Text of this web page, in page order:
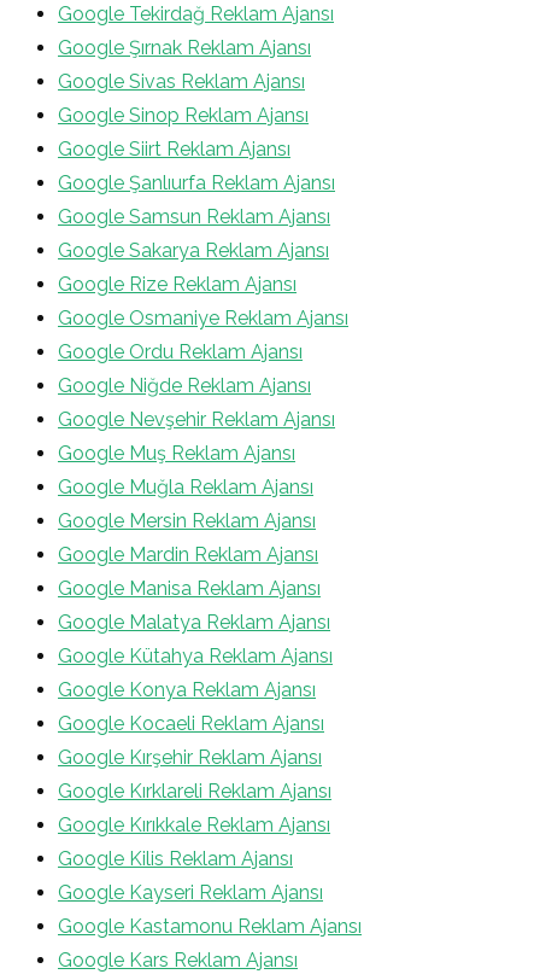
Google Tekirdağ Reklam Ajansı
Google Şırnak Reklam Ajansı
Google Sivas Reklam Ajansı
Google Sinop Reklam Ajansı
Google Siirt Reklam Ajansı
Google Şanlıurfa Reklam Ajansı
Google Samsun Reklam Ajansı
Google Sakarya Reklam Ajansı
Google Rize Reklam Ajansı
Google Osmaniye Reklam Ajansı
Google Ordu Reklam Ajansı
Google Niğde Reklam Ajansı
Google Nevşehir Reklam Ajansı
Google Muş Reklam Ajansı
Google Muğla Reklam Ajansı
Google Mersin Reklam Ajansı
Google Mardin Reklam Ajansı
Google Manisa Reklam Ajansı
Google Malatya Reklam Ajansı
Google Kütahya Reklam Ajansı
Google Konya Reklam Ajansı
Google Kocaeli Reklam Ajansı
Google Kırşehir Reklam Ajansı
Google Kırklareli Reklam Ajansı
Google Kırıkkale Reklam Ajansı
Google Kilis Reklam Ajansı
Google Kayseri Reklam Ajansı
Google Kastamonu Reklam Ajansı
Google Kars Reklam Ajansı